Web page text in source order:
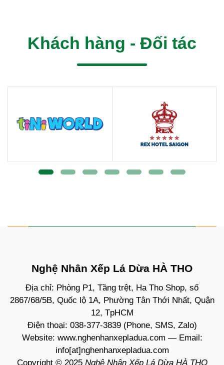
Khách hàng - Đối tác
Nghệ Nhân Xếp Lá Dừa HÀ THO
Địa chỉ: Phòng P1, Tầng trệt, Ha Tho Shop, số
2867/68/5B, Quốc lộ 1A, Phường Tân Thới Nhất, Quận
12, TpHCM
Điện thoại: 038-377-3839(Phone, SMS, Zalo)
Website: www.nghenhanxepladua.com — Email:
info[at]nghenhanxepladua.com
Copyright © 2025 Nghệ Nhân Xếp Lá Dừa HÀ THO